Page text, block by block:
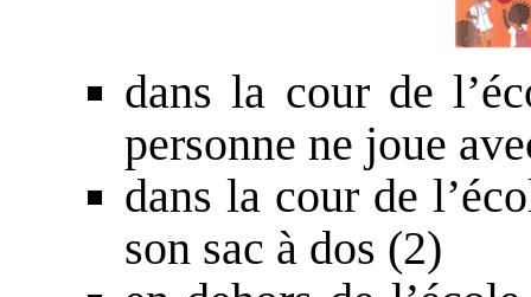
dans la cour de
personne ne joue
dans la cour de
son sac à dos (2)